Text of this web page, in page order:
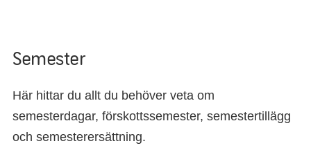
Semester
Här hittar du allt du behöver veta om
semesterdagar, förskottssemester, semestertillägg
och semesterersättning.